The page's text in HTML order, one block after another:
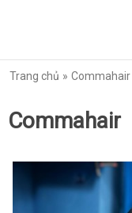
Trang chủ Commahair
Commahair